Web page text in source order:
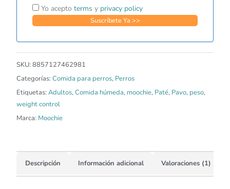
Yo acepto terms y privacy policy
SKU: 8857127462981
Categorías: Comida para perros, Perros
Etiquetas: Adultos,Comida húmeda, moochie, Paté, Pavo, peso,
weight control
Marca: Moochie
Descripción Información adicional Valoraciones (1)